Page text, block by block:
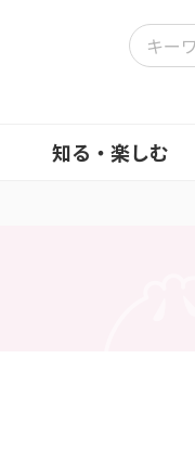
知る・楽しむ